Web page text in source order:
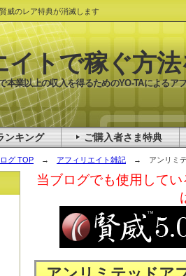
威のレア特典が消滅します
グ TOP → アフィリエイト雑記 → アンリミテ
当ブログでも使用して
イトで稼ぐ方
本業以上の収入を得るためのYO-TAによるア
ンキング ご購入者さま特典